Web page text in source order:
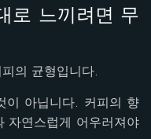
로 느끼려면 무
의 균형입니다.
이 아닙니다. 커피의 향
자연스럽게 어우러져야